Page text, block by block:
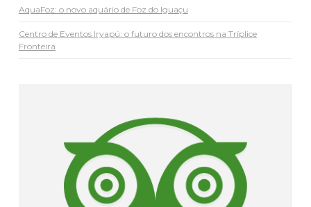
AquaFoz: o novo aquário de Foz do Iguaçu
Centro de Eventos Iryapú: o futuro dos encontros na Tríplice
Fronteira